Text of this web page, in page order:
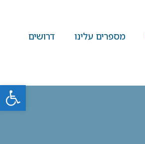
פתח
מספרים עלינו
דרושים